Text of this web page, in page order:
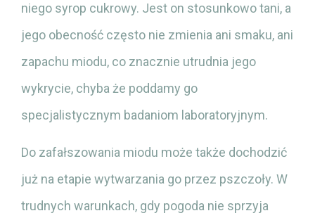
niego syrop cukrowy. Jest on stosunkowo tani, a
jego obecność często nie zmienia ani smaku, ani
zapachu miodu, co znacznie utrudnia jego
wykrycie, chyba że poddamy go
specjalistycznym badaniom laboratoryjnym.
Do zafałszowania miodu może także dochodzić
już na etapie wytwarzania go przez pszczoły. W
trudnych warunkach, gdy pogoda nie sprzyja